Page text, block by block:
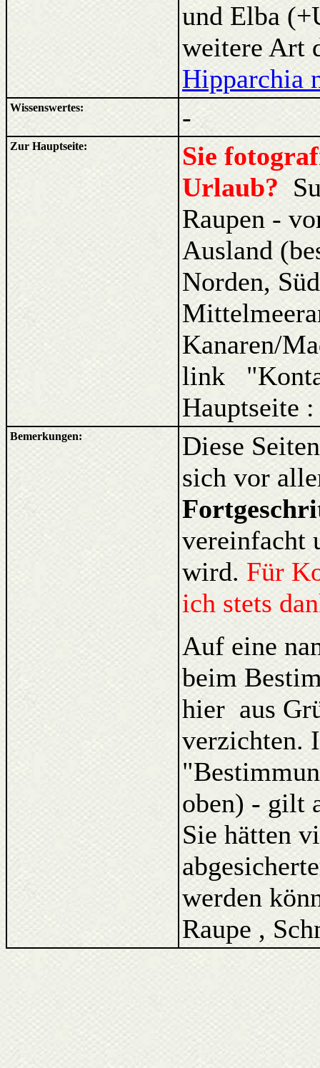
und Elba
weitere Art
Hipparchia
Wissenswertes: -
Zur Hauptseite:
Sie
Urlaub?
Raupen -
Ausland
Norden,
Kanaren/
link
Hauptseite
Bemerkungen:
Diese
sich vor
vereinfacht
wird. Für
ich stets
Auf eine
beim
hier aus
verzichten.
oben) - gilt
Sie hätten
werden
Raupe ,